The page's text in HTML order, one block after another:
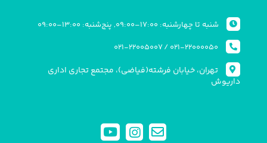
شنبه تا چهارشنبه: ۱۷:۰۰–۰۹:۰۰, پنج‌شنبه: ۱۳:۰۰–۰۹:۰۰
۰۲۱-۲۲۰۰۰۰۵۰ /۰۲۱-۲۲۰۰۵۰۰۷
تهران، خیابان فرشته(فیاضی)، مجتمع تجاری اداری
داریوش